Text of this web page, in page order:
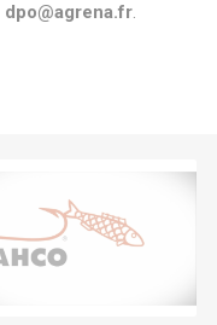
dpo@agrena.fr.